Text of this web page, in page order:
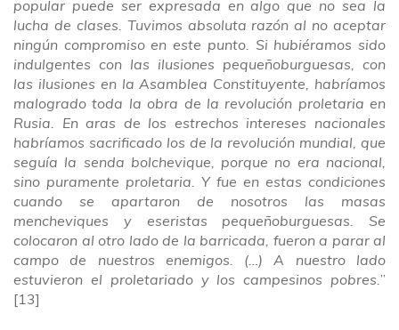
popular puede ser expresada en algo que no sea la
lucha de clases. Tuvimos absoluta razón al no aceptar
ningún compromiso en este punto. Si hubiéramos sido
indulgentes con las ilusiones pequeñoburguesas, con
las ilusiones en la Asamblea Constituyente, habríamos
malogrado toda la obra de la revolución proletaria en
Rusia. En aras de los estrechos intereses nacionales
habríamos sacrificado los de la revolución mundial, que
seguía la senda bolchevique, porque no era nacional,
sino puramente proletaria. Y fue en estas condiciones
cuando se apartaron de nosotros las masas
mencheviques y eseristas pequeñoburguesas. Se
colocaron al otro lado de la barricada, fueron a parar al
campo de nuestros enemigos. (…) A nuestro lado
estuvieron el proletariado y los campesinos pobres.”
[13]